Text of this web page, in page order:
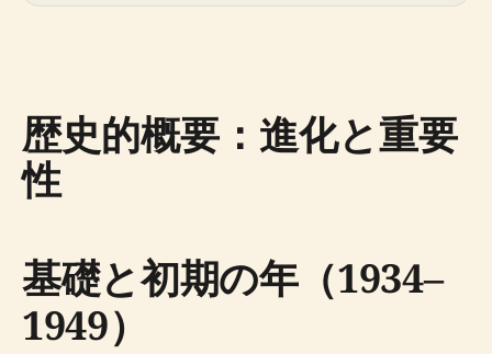
歴史的概要：進化と重要
性
基礎と初期の年（1934–
1949）